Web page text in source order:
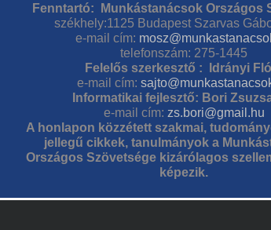
Fenntartó: Munkástanácsok Országos
székhely:1125 Budapest Szarvas
e-mail cím:
telefonszám: 275-1445
Felelős szerkesztő : Idrányi
e-mail cím:
Informatikai fejlesztő: Bori
e-mail cím: zs.bori@gmail.hu
A honlapon közzétett szakmai,
jellegű cikkek, tanulmányok a
Országos Szövetsége kizárólagos
képezik.